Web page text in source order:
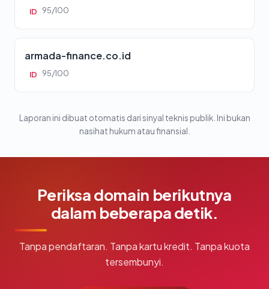
ID 95/100
armada-finance.co.id
ID 95/100
Laporan ini dibuat otomatis dari sinyal teknis publik. Ini bukan
nasihat hukum atau finansial.
Periksa domain berikutnya
dalam beberapa detik.
Tanpa pendaftaran. Tanpa kartu kredit. Tanpa kuota
tersembunyi.